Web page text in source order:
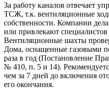
За работу каналов отвечает
ТСЖ, т.к. вентиляционные
собственности. Компании
или привлекают
Вентиляционные шахты
Дома, оснащенные газовыми
раза в год (Постановление
№ 410, п. 5 и 14).
чем за 7 дней до включения
его окончания.